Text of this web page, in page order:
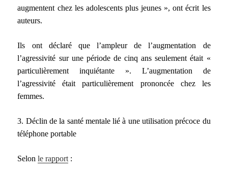
augmentent chez les adolescents plus jeunes », ont écrit les
auteurs.
Ils ont déclaré que l’ampleur de l’augmentation de
l’agressivité sur une période de cinq ans seulement était «
particulièrement inquiétante ». L’augmentation de
l’agressivité était particulièrement prononcée chez les
femmes.
3. Déclin de la santé mentale lié à une utilisation précoce du
téléphone portable
Selonle rapport :